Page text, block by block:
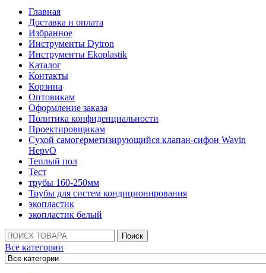
Главная
Доставка и оплата
Избранное
Инструменты Dytron
Инструменты Ekoplastik
Каталог
Контакты
Корзина
Оптовикам
Оформление заказа
Политика конфиденциальности
Проектировщикам
Сухой самогерметизирующийся клапан-сифон Wavin
HepvO
Теплый пол
Тест
трубы 160-250мм
Трубы для систем кондиционирования
экопластик
экопластик белый
Поиск:
Поиск
Все категории